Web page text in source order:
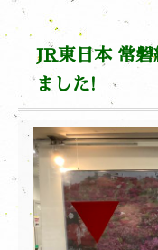
JR東日本 常
ました!